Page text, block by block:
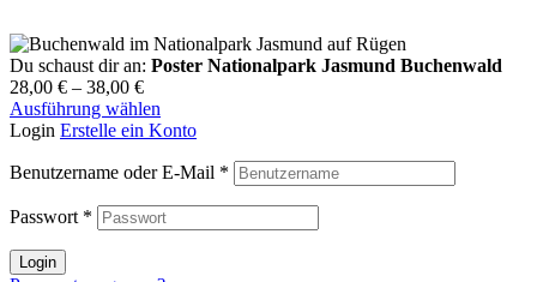
Du schaust dir an: Poster Nationalpark Jasmund Buchenwald
28,00 € – 38,00 €
Ausführung wählen
Login Erstelle ein Konto
Benutzername oder E-Mail *
Passwort *
Login